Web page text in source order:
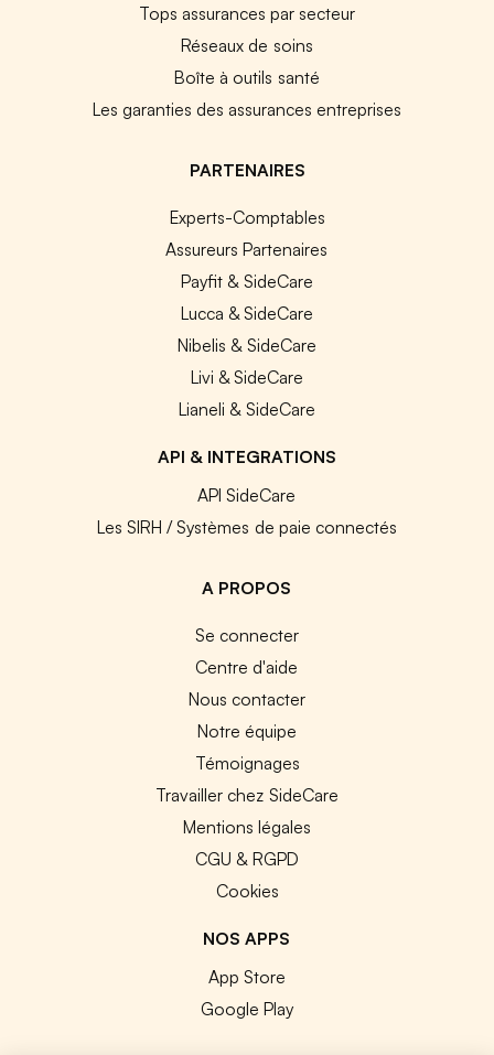
Tops assurances par secteur
Réseaux de soins
Boîte à outils santé
Les garanties des assurances entreprises
PARTENAIRES
Experts-Comptables
Assureurs Partenaires
Payfit & SideCare
Lucca & SideCare
Nibelis & SideCare
Livi & SideCare
Lianeli & SideCare
API & INTEGRATIONS
API SideCare
Les SIRH / Systèmes de paie connectés
A PROPOS
Se connecter
Centre d'aide
Nous contacter
Notre équipe
Témoignages
Travailler chez SideCare
Mentions légales
CGU & RGPD
Cookies
NOS APPS
App Store
Google Play